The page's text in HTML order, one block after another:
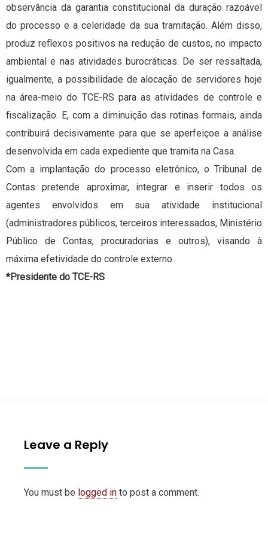
observância da garantia constitucional da duração razoável
do processo e a celeridade da sua tramitação. Além disso,
produz reflexos positivos na redução de custos, no impacto
ambiental e nas atividades burocráticas. De ser ressaltada,
igualmente, a possibilidade de alocação de servidores hoje
na área-meio do TCE-RS para as atividades de controle e
fiscalização. E, com a diminuição das rotinas formais, ainda
contribuirá decisivamente para que se aperfeiçoe a análise
desenvolvida em cada expediente que tramita na Casa.
Com a implantação do processo eletrônico, o Tribunal de
Contas pretende aproximar, integrar e inserir todos os
agentes envolvidos em sua atividade institucional
(administradores públicos, terceiros interessados, Ministério
Público de Contas, procuradorias e outros), visando à
máxima efetividade do controle externo.
*Presidente do TCE-RS
Leave a Reply
You must be logged in to post a comment.